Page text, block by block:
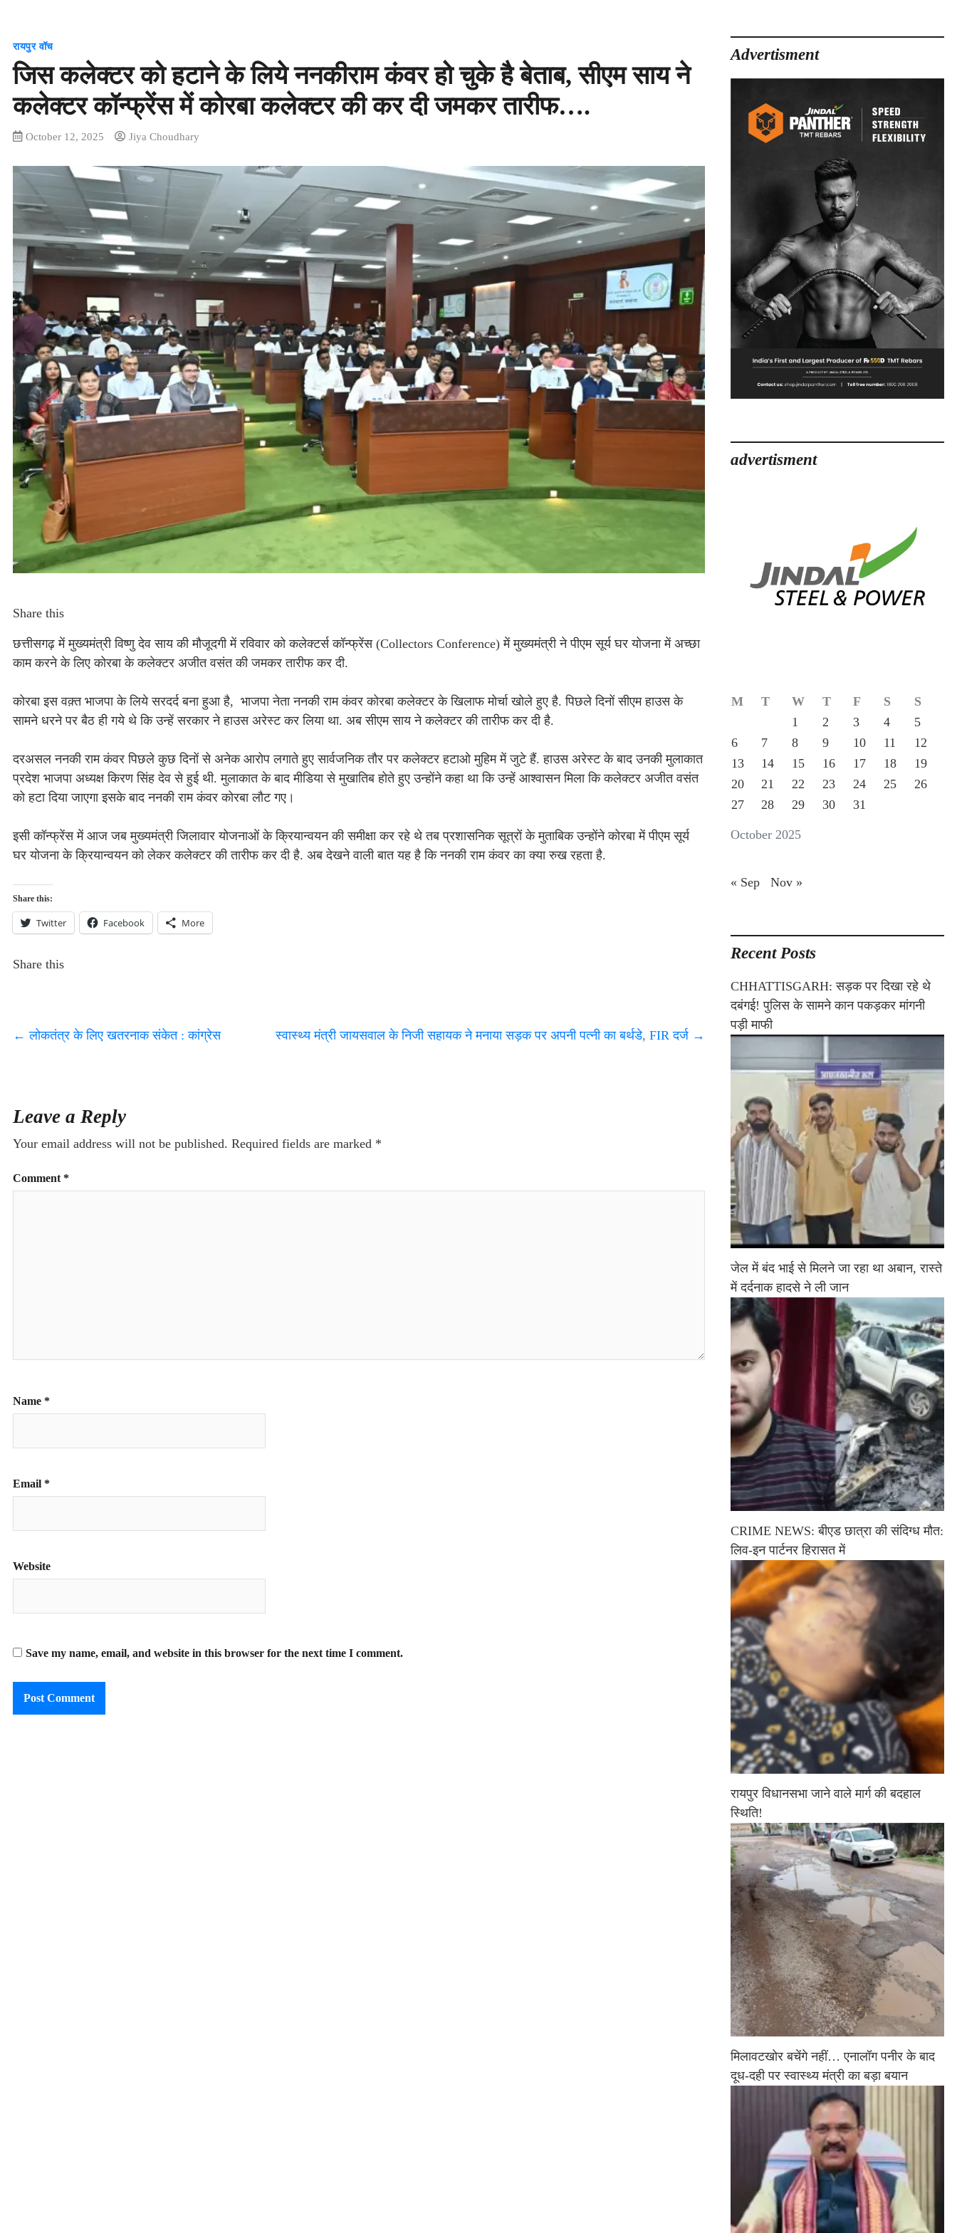
रायपुर वॉच
जिस कलेक्टर को हटाने के लिये ननकीराम कंवर हो चुके है बेताब, सीएम साय ने
कलेक्टर कॉन्फ्रेंस में कोरबा कलेक्टर की कर दी जमकर तारीफ….
October 12, 2025 Jiya Choudhary
Share this
छत्तीसगढ़ में मुख्यमंत्री विष्णु देव साय की मौजूदगी में रविवार को कलेक्टर्स कॉन्फ्रेंस (Collectors Conference) में मुख्यमंत्री ने पीएम सूर्य घर योजना में अच्छा
काम करने के लिए कोरबा के कलेक्टर अजीत वसंत की जमकर तारीफ कर दी.
कोरबा इस वक़्त भाजपा के लिये सरदर्द बना हुआ है, भाजपा नेता ननकी राम कंवर कोरबा कलेक्टर के खिलाफ मोर्चा खोले हुए है. पिछले दिनों सीएम हाउस के
सामने धरने पर बैठ ही गये थे कि उन्हें सरकार ने हाउस अरेस्ट कर लिया था. अब सीएम साय ने कलेक्टर की तारीफ कर दी है.
दरअसल ननकी राम कंवर पिछले कुछ दिनों से अनेक आरोप लगाते हुए सार्वजनिक तौर पर कलेक्टर हटाओ मुहिम में जुटे हैं. हाउस अरेस्ट के बाद उनकी मुलाकात
प्रदेश भाजपा अध्यक्ष किरण सिंह देव से हुई थी. मुलाकात के बाद मीडिया से मुखातिब होते हुए उन्होंने कहा था कि उन्हें आश्वासन मिला कि कलेक्टर अजीत वसंत
को हटा दिया जाएगा इसके बाद ननकी राम कंवर कोरबा लौट गए।
इसी कॉन्फ्रेंस में आज जब मुख्यमंत्री जिलावार योजनाओं के क्रियान्वयन की समीक्षा कर रहे थे तब प्रशासनिक सूत्रों के मुताबिक उन्होंने कोरबा में पीएम सूर्य
घर योजना के क्रियान्वयन को लेकर कलेक्टर की तारीफ कर दी है. अब देखने वाली बात यह है कि ननकी राम कंवर का क्या रुख रहता है.
Share this:
Twitter Facebook More
Share this
← लोकतंत्र के लिए खतरनाक संकेत : कांग्रेस स्वास्थ्य मंत्री जायसवाल के निजी सहायक ने मनाया सड़क पर अपनी पत्नी का बर्थडे, FIR दर्ज →
Leave a Reply
Your email address will not be published. Required fields are marked *
Comment *
Name *
Email *
Website
Save my name, email, and website in this browser for the next time I comment.
Advertisment
advertisment
October 2025
M T W T F S
S
1
2 3 4
5
6
7 8 9 10 11
12
13
14 15 16 17 18
19
20
21 22 23 24 25
26
27
28 29 30 31
« Sep Nov »
Recent Posts
CHHATTISGARH: सड़क पर दिखा रहे थे
दबंगई! पुलिस के सामने कान पकड़कर मांगनी
पड़ी माफी
जेल में बंद भाई से मिलने जा रहा था अबान, रास्ते
में दर्दनाक हादसे ने ली जान
CRIME NEWS: बीएड छात्रा की संदिग्ध मौत:
लिव-इन पार्टनर हिरासत में
रायपुर विधानसभा जाने वाले मार्ग की बदहाल
स्थिति!
मिलावटखोर बचेंगे नहीं… एनालॉग पनीर के बाद
दूध-दही पर स्वास्थ्य मंत्री का बड़ा बयान